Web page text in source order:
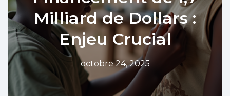
Milliard de Dollars :
Enjeu Crucial
octobre 24, 2025